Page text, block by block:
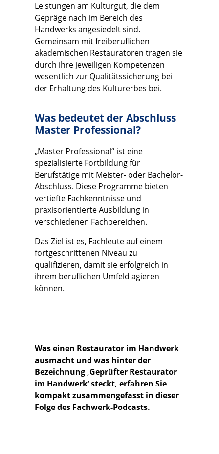
Leistungen am Kulturgut, die dem
Gepräge nach im Bereich des
Handwerks angesiedelt sind.
Gemeinsam mit freiberuflichen
akademischen Restauratoren tragen sie
durch ihre jeweiligen Kompetenzen
wesentlich zur Qualitätssicherung bei
der Erhaltung des Kulturerbes bei.
Was bedeutet der Abschluss
Master Professional?
„Master Professional“ ist eine
spezialisierte Fortbildung für
Berufstätige mit Meister- oder Bachelor-
Abschluss. Diese Programme bieten
vertiefte Fachkenntnisse und
praxisorientierte Ausbildung in
verschiedenen Fachbereichen.
Das Ziel ist es, Fachleute auf einem
fortgeschrittenen Niveau zu
qualifizieren, damit sie erfolgreich in
ihrem beruflichen Umfeld agieren
können.
Was einen Restaurator im Handwerk
ausmacht und was hinter der
Bezeichnung ‚Geprüfter Restaurator
im Handwerk‘ steckt, erfahren Sie
kompakt zusammengefasst in dieser
Folge des Fachwerk-Podcasts.